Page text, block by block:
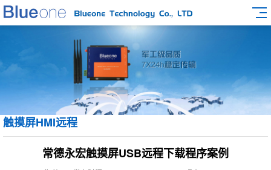
触摸屏HMI远程
常德永宏触摸屏USB远程下载程序案例